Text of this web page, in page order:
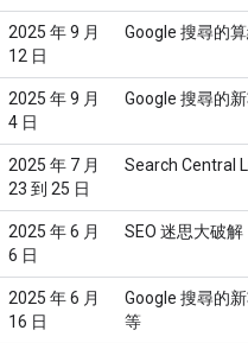
2025 年 9 月
12 日
Google 搜尋的
2025 年 9 月
4 日
Google 搜尋的
2025 年 7 月
23 到 25 日
Search Central
2025 年 6 月
6 日
SEO 迷思大破解
2025 年 6 月
16 日
Google 搜尋的
等